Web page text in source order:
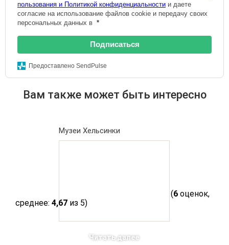
(6 оценок,
среднее: 4,67 из 5)
пользования и Политикой конфиденциальности и даете
согласие на использование файлов cookie и передачу своих
персональных данных в *
Подписаться
Предоставлено SendPulse
Вам также может быть интересно
Музеи Хельсинки
Читать далее